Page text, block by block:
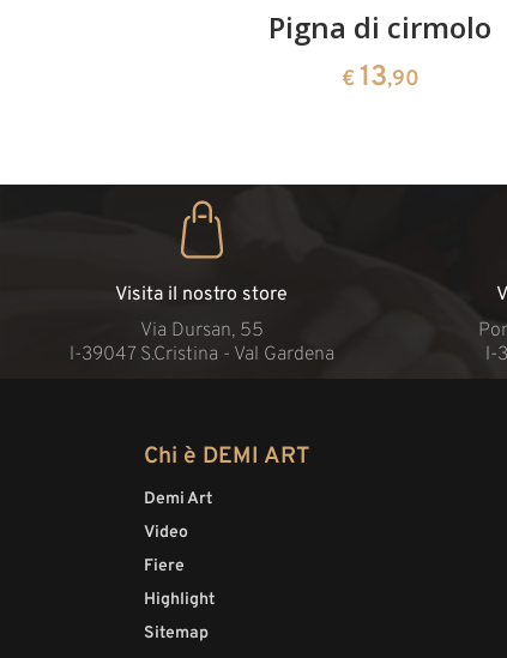
Pigna di cirmolo
€ 13,90
Visita il nostro store
Via Dursan, 55
l-39047 S.Cristina - Val Gardena
l-
Chi è DEMI ART
Demi Art
Video
Fiere
Highlight
Sitemap